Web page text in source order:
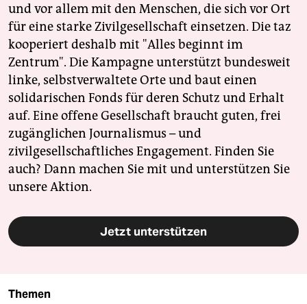
und vor allem mit den Menschen, die sich vor Ort
für eine starke Zivilgesellschaft einsetzen. Die taz
kooperiert deshalb mit "Alles beginnt im
Zentrum". Die Kampagne unterstützt bundesweit
linke, selbstverwaltete Orte und baut einen
solidarischen Fonds für deren Schutz und Erhalt
auf. Eine offene Gesellschaft braucht guten, frei
zugänglichen Journalismus – und
zivilgesellschaftliches Engagement. Finden Sie
auch? Dann machen Sie mit und unterstützen Sie
unsere Aktion.
Jetzt unterstützen
Themen